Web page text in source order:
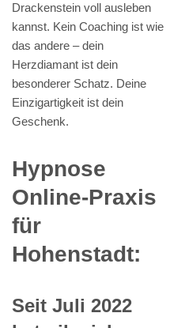
Drackenstein voll ausleben
kannst. Kein Coaching ist wie
das andere – dein
Herzdiamant ist dein
besonderer Schatz. Deine
Einzigartigkeit ist dein
Geschenk.
Hypnose
Online-Praxis
für
Hohenstadt:
Seit Juli 2022